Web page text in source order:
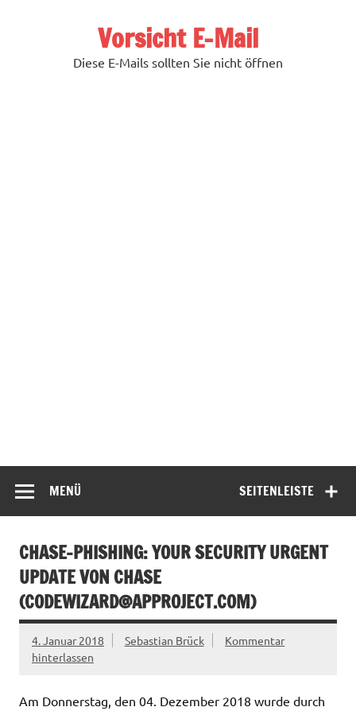
Vorsicht E-Mail
Diese E-Mails sollten Sie nicht öffnen
SEITENLEISTE
MENÜ
CHASE-PHISHING: YOUR SECURITY URGENT
UPDATE VON CHASE
(CODEWIZARD@APPROJECT.COM)
4. Januar 2018 Sebastian Brück
Kommentar
hinterlassen
Am Donnerstag, den 04. Dezember 2018 wurde durch